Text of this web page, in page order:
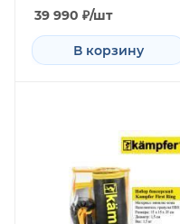
39 990 ₽/шт
В корзину